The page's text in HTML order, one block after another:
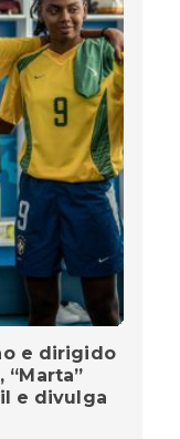
e dirigido
e divulga